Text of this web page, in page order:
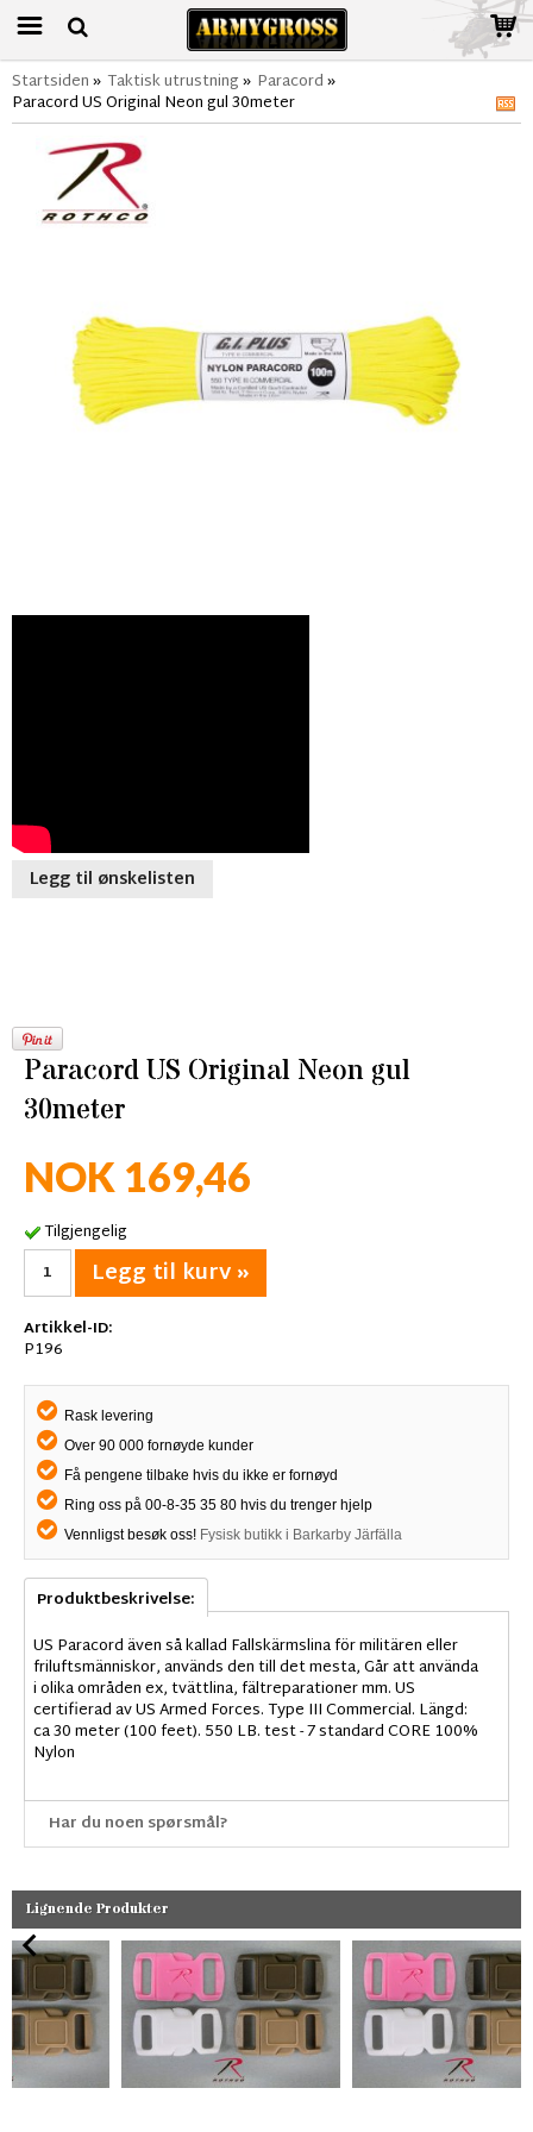
Startsiden» Taktisk utrustning» Paracord»
Paracord US Original Neon gul 30meter
Legg til ønskelisten
Paracord US Original Neon gul
30meter
NOK 169,46
Tilgjengelig
Legg til kurv »
Artikkel-ID:
P196
Rask levering
Over 90 000 fornøyde kunder
Få pengene tilbake hvis du ikke er fornøyd
Ring oss på 00-8-35 35 80 hvis du trenger hjelp
Vennligst besøk oss! Fysisk butikk i Barkarby Järfälla
Produktbeskrivelse:
US Paracord även så kallad Fallskärmslina för militären eller
friluftsmänniskor, används den till det mesta, Går att använda
i olika områden ex, tvättlina, fältreparationer mm. US
certifierad av US Armed Forces. Type III Commercial. Längd:
ca 30 meter (100 feet). 550 LB. test - 7 standard CORE 100%
Nylon
Har du noen spørsmål?
Lignende Produkter